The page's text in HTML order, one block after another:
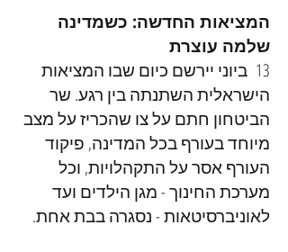
המציאות החדשה: כשמדינה
שלמה עוצרת
13 ביוני יירשם כיום שבו המציאות
הישראלית השתנתה בין רגע. שר
הביטחון חתם על צו שהכריז על מצב
מיוחד בעורף בכל המדינה, פיקוד
העורף אסר על התקהלויות, וכל
מערכת החינוך - מגן הילדים ועד
לאוניברסיטאות - נסגרה בבת אחת.